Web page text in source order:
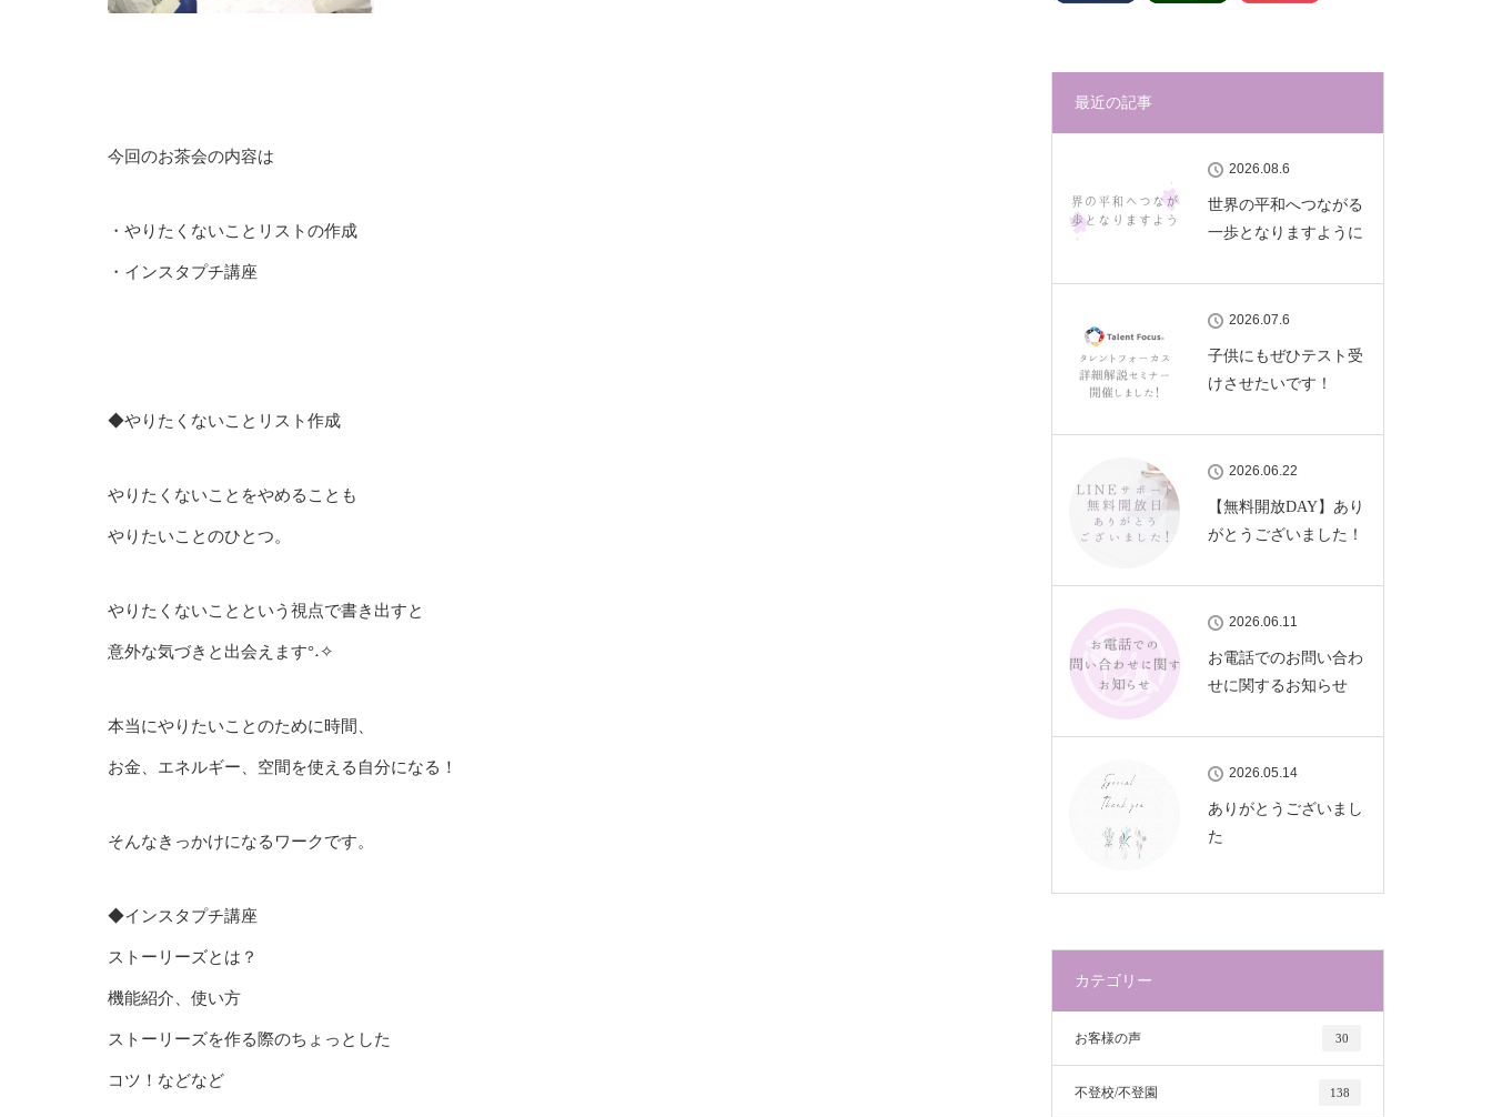
今回のお茶会の内容は
・やりたくないことリストの作成
・インスタプチ講座
◆やりたくないことリスト作成
やりたくないことをやめることも
やりたいことのひとつ。
やりたくないことという視点で書き出すと
意外な気づきと出会えます°˖✧
本当にやりたいことのために時間、
お金、エネルギー、空間を使える自分になる！
そんなきっかけになるワークです。
◆インスタプチ講座
ストーリーズとは？
機能紹介、使い方
ストーリーズを作る際のちょっとした
コツ！などなど
最近の記事
2026.08.6
世界の平和へつながる
一歩となりますように
2026.07.6
子供にもぜひテスト受
けさせたいです！
2026.06.22
【無料開放DAY】あり
がとうございました！
2026.06.11
お電話でのお問い合わ
せに関するお知らせ
2026.05.14
ありがとうございまし
た
カテゴリー
お客様の声 30
不登校/不登園 138